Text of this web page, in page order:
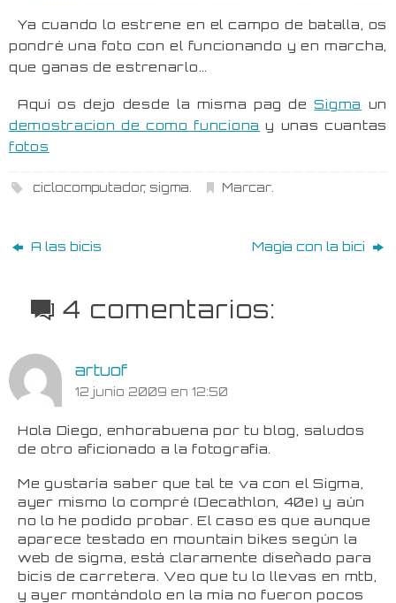
Ya cuando lo estrene en el campo de batalla, os
pondré una foto con el funcionando y en marcha,
que ganas de estrenarlo…
Aquí os dejo desde la misma pag deSigma un
demostracion de como funciona y unas cuantas
fotos
ciclocomputador, sigma. Marcar.
A las bicis Magia con la bici
4 comentarios:
artuof
12 junio 2009 en 12:50
Hola Diego, enhorabuena por tu blog, saludos
de otro aficionado a la fotografía.
Me gustaría saber que tal te va con el Sigma,
ayer mismo lo compré (Decathlon, 40e) y aún
no lo he podido probar. El caso es que aunque
aparece testado en mountain bikes según la
web de sigma, está claramente diseñado para
bicis de carretera. Veo que tu lo llevas en mtb,
y ayer montándolo en la mía no fueron pocos